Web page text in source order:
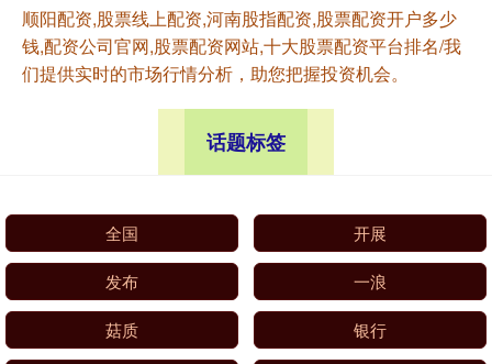
顺阳配资,股票线上配资,河南股指配资,股票配资开户多少
钱,配资公司官网,股票配资网站,十大股票配资平台排名/我
们提供实时的市场行情分析，助您把握投资机会。
话题标签
全国 开展
发布 一浪
菇质 银行